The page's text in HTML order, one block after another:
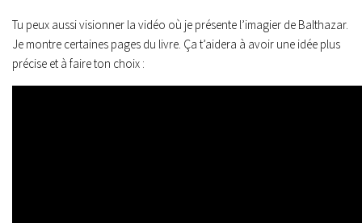
Tu peux aussi visionner la vidéo où je présente l’imagier de Balthazar.
Je montre certaines pages du livre. Ça t’aidera à avoir une idée plus
précise et à faire ton choix :